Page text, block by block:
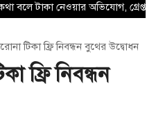
বলে টাকা নেওয়ার অভিযোগ,
টিকা ফ্রি নিবন্ধন বুথের উদ্বোধন
ফ্রি নিবন্ধন